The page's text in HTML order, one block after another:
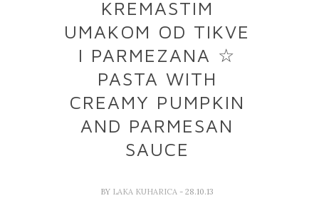
KREMASTIM
UMAKOM OD TIKVE
I PARMEZANA ☆
PASTA WITH
CREAMY PUMPKIN
AND PARMESAN
SAUCE
BY LAKA KUHARICA - 28.10.13